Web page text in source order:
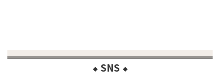
◆ SNS ◆